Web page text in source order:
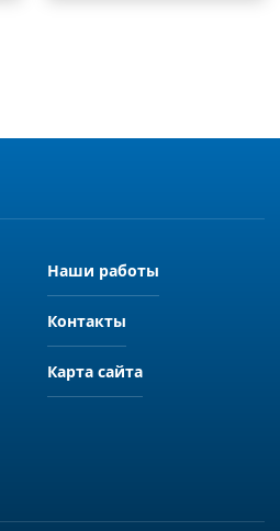
Наши работы
Контакты
Карта сайта